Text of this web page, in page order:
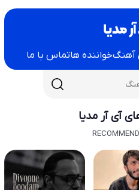
خواننده هاتماس با ما
آی آر مدیا